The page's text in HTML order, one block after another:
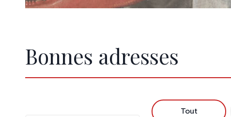
Bonnes adresses
Tout